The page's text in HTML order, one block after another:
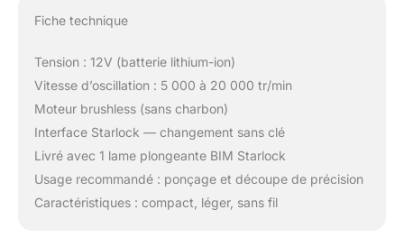
Fiche technique
Tension : 12V (batterie lithium-ion)
Vitesse d’oscillation : 5 000 à 20 000 tr/min
Moteur brushless (sans charbon)
Interface Starlock — changement sans clé
Livré avec 1 lame plongeante BIM Starlock
Usage recommandé : ponçage et découpe de précision
Caractéristiques : compact, léger, sans fil